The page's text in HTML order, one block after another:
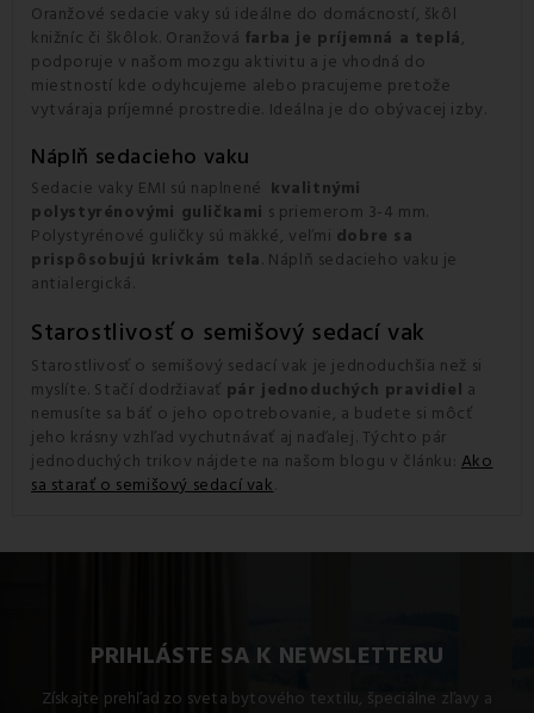
Oranžové sedacie vaky sú ideálne do domácností, škôl
knižníc či škôlok. Oranžová farba je príjemná a teplá,
podporuje v našom mozgu aktivitu a je vhodná do
miestností kde odyhcujeme alebo pracujeme pretože
vytváraja príjemné prostredie. Ideálna je do obývacej izby.
Náplň sedacieho vaku
Sedacie vaky EMI sú naplnené kvalitnými
polystyrénovými guličkami s priemerom 3-4 mm.
Polystyrénové guličky sú mäkké, veľmi dobre sa
prispôsobujú krivkám tela. Náplň sedacieho vaku je
antialergická.
Starostlivosť o semišový sedací vak
Starostlivosť o semišový sedací vak je jednoduchšia než si
myslíte. Stačí dodržiavať pár jednoduchých pravidiel a
nemusíte sa báť o jeho opotrebovanie, a budete si môcť
jeho krásny vzhľad vychutnávať aj naďalej. Týchto pár
jednoduchých trikov nájdete na našom blogu v článku: Ako
sa starať o semišový sedací vak.
PRIHLÁSTE SA K NEWSLETTERU
Získajte prehľad zo sveta bytového textilu, špeciálne zľavy a